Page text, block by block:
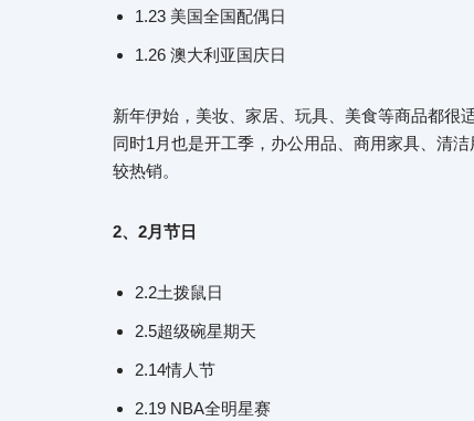
1.23 美国全国配偶日
1.26 澳大利亚国庆日
新年伊始，美妆、家居、玩具、美食等商品都很
同时1月也是开工季，办公用品、商用家具、清
较热销。
2、2月节日
2.2土拨鼠日
2.5超级碗星期天
2.14情人节
2.19 NBA全明星赛